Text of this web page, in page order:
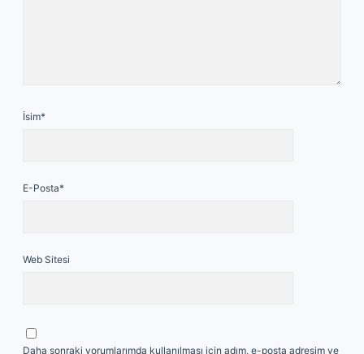
İsim*
E-Posta*
Web Sitesi
Daha sonraki yorumlarımda kullanılması için adım, e-posta adresim ve